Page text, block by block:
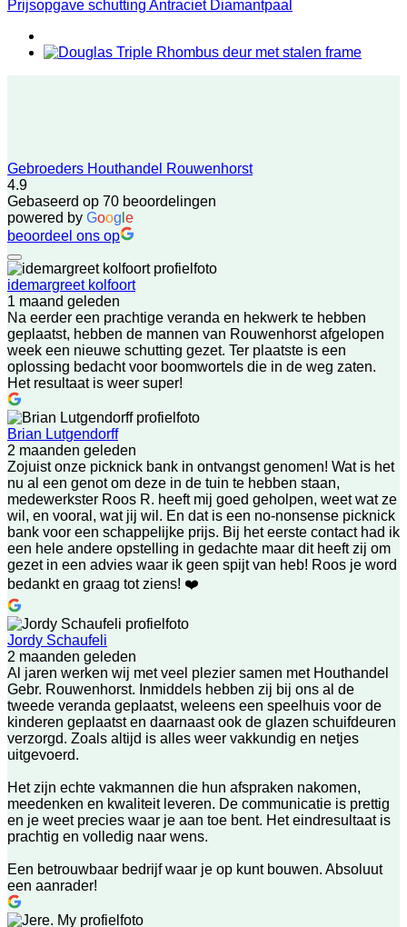
Prijsopgave schutting Antraciet Diamantpaal
Gebroeders Houthandel Rouwenhorst
4.9
Gebaseerd op 70 beoordelingen
powered by Goog e
beoordeel ons op
idemargreet kolfoort
1 maand geleden
Na eerder een prachtige veranda en hekwerk te hebben
geplaatst, hebben de mannen van Rouwenhorst afgelopen
week een nieuwe schutting gezet. Ter plaatste is een
oplossing bedacht voor boomwortels die in de weg zaten.
Het resultaat is weer super!
Brian Lutgendorff
2 maanden geleden
Zojuist onze picknick bank in ontvangst genomen! Wat is het
nu al een genot om deze in de tuin te hebben staan,
medewerkster Roos R. heeft mij goed geholpen, weet wat ze
wil, en vooral, wat jij wil. En dat is een no-nonsense picknick
bank voor een schappelijke prijs. Bij het eerste contact had ik
een hele andere opstelling in gedachte maar dit heeft zij om
gezet in een advies waar ik geen spijt van heb! Roos je word
bedankt en graag tot ziens! ❤️
Jordy Schaufeli
2 maanden geleden
Al jaren werken wij met veel plezier samen met Houthandel
Gebr. Rouwenhorst. Inmiddels hebben zij bij ons al de
tweede veranda geplaatst, weleens een speelhuis voor de
kinderen geplaatst en daarnaast ook de glazen schuifdeuren
verzorgd. Zoals altijd is alles weer vakkundig en netjes
uitgevoerd.
Het zijn echte vakmannen die hun afspraken nakomen,
meedenken en kwaliteit leveren. De communicatie is prettig
en je weet precies waar je aan toe bent. Het eindresultaat is
prachtig en volledig naar wens.
Een betrouwbaar bedrijf waar je op kunt bouwen. Absoluut
een aanrader!